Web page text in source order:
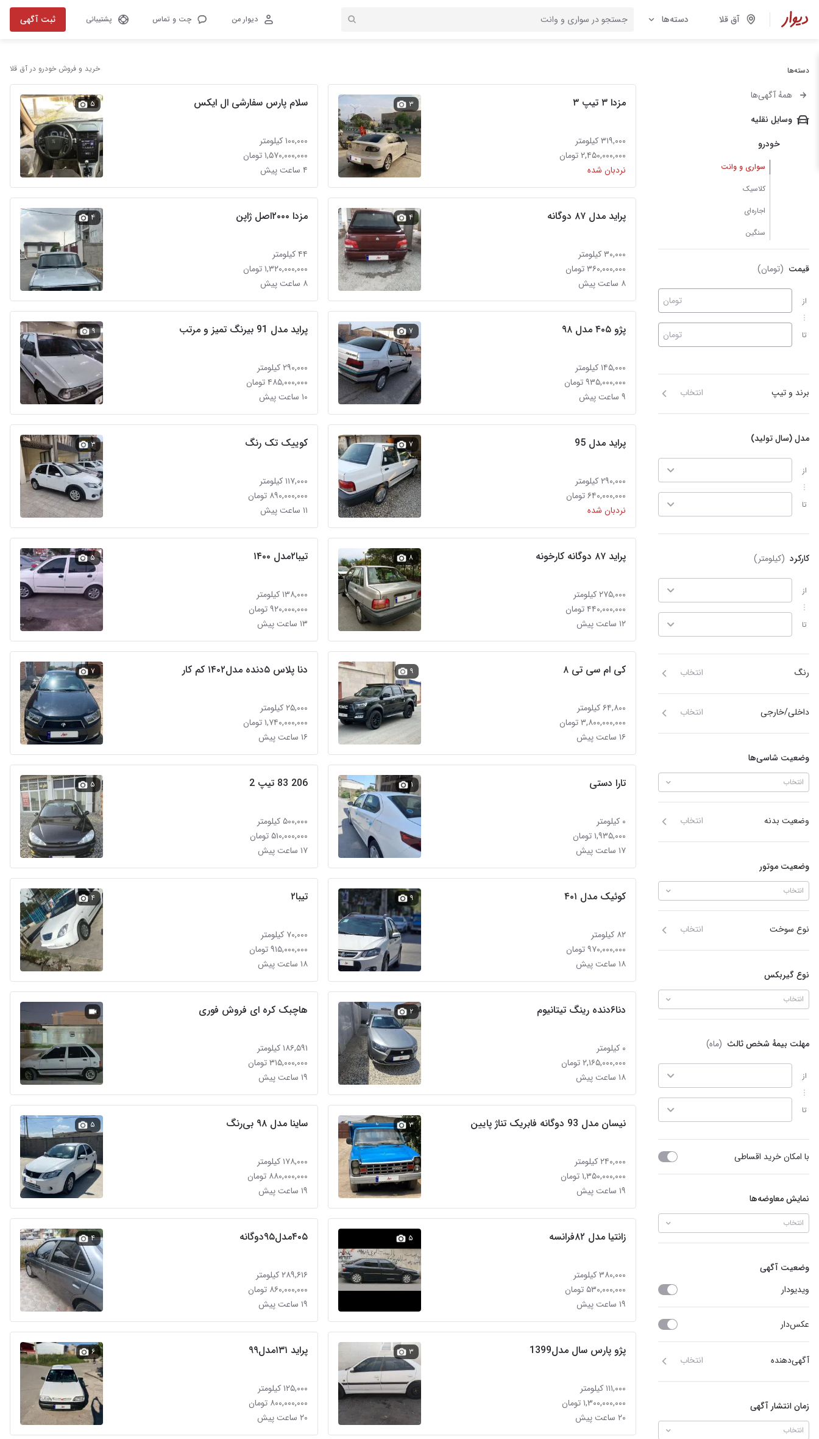
آق قلا دسته‌ها دیوار من چت و تماس پشتیبانی ثبت آگهی
دسته‌ها
همهٔ آگهی‌ها
وسایل نقلیه
خودرو
سواری و وانت
کلاسیک
اجاره‌ای
سنگین
قیمت (تومان)
از
تا
تومان
تومان
برند و تیپ انتخاب
مدل (سال تولید)
از
تا
کارکرد (کیلومتر)
از
تا
رنگ انتخاب
داخلی/خارجی انتخاب
وضعیت شاسی‌ها
انتخاب
وضعیت بدنه انتخاب
وضعیت موتور
انتخاب
نوع سوخت انتخاب
نوع گیربکس
انتخاب
مهلت بیمهٔ شخص ثالث (ماه)
از
تا
با امکان خرید اقساطی
نمایش معاوضه‌ها
انتخاب
وضعیت آگهی
ویدیو‌دار
عکس‌دار
آگهی‌دهنده انتخاب
زمان انتشار آگهی
انتخاب
خرید و فروش خودرو در آق قلا
مزدا ۳ تیپ ۳
۳۱۹,۰۰۰ کیلومتر
۲,۴۵۰,۰۰۰,۰۰۰ تومان
نردبان شده
۳ سلام پارس سفارشی ال ایکس
۱۰۰,۰۰۰ کیلومتر
۱,۵۷۰,۰۰۰,۰۰۰ تومان
۴ ساعت پیش
۵
پراید مدل ۸۷ دوگانه
۳۰,۰۰۰ کیلومتر
۳۶۰,۰۰۰,۰۰۰ تومان
۸ ساعت پیش
۴ مزدا ۲۰۰۰اصل ژاپن
۴۴ کیلومتر
۱,۳۲۰,۰۰۰,۰۰۰ تومان
۸ ساعت پیش
۴
پژو ۴۰۵ مدل ۹۸
۱۴۵,۰۰۰ کیلومتر
۹۳۵,۰۰۰,۰۰۰ تومان
۹ ساعت پیش
۷ پراید مدل 91 بیرنگ تمیز و مرتب
۲۹۰,۰۰۰ کیلومتر
۴۸۵,۰۰۰,۰۰۰ تومان
۱۰ ساعت پیش
۹
پراید مدل 95
۲۹۰,۰۰۰ کیلومتر
۶۴۰,۰۰۰,۰۰۰ تومان
نردبان شده
۷ کوییک تک رنگ
۱۱۷,۰۰۰ کیلومتر
۸۹۰,۰۰۰,۰۰۰ تومان
۱۱ ساعت پیش
۳
پراید ۸۷ دوگانه کارخونه
۲۷۵,۰۰۰ کیلومتر
۴۴۰,۰۰۰,۰۰۰ تومان
۱۲ ساعت پیش
۸ تیبا۲مدل ۱۴۰۰
۱۳۸,۰۰۰ کیلومتر
۹۲۰,۰۰۰,۰۰۰ تومان
۱۳ ساعت پیش
۵
کی ام سی تی ۸
۶۴,۸۰۰ کیلومتر
۳,۸۰۰,۰۰۰,۰۰۰ تومان
۱۶ ساعت پیش
۹ دنا پلاس ۵دنده مدل۱۴۰۲ کم کار
۲۵,۰۰۰ کیلومتر
۱,۷۴۰,۰۰۰,۰۰۰ تومان
۱۶ ساعت پیش
۷
تارا دستی
۰ کیلومتر
۱,۹۳۵,۰۰۰ تومان
۱۷ ساعت پیش
۱ 206 83 تیپ 2
۵۰۰,۰۰۰ کیلومتر
۵۱۰,۰۰۰,۰۰۰ تومان
۱۷ ساعت پیش
۵
کوئیک مدل ۴۰۱
۸۲ کیلومتر
۹۷۰,۰۰۰,۰۰۰ تومان
۱۸ ساعت پیش
۹ تیبا۲
۷۰,۰۰۰ کیلومتر
۹۱۵,۰۰۰,۰۰۰ تومان
۱۸ ساعت پیش
۴
دنا۶دنده رینگ تیتانیوم
۰ کیلومتر
۲,۱۶۵,۰۰۰,۰۰۰ تومان
۱۸ ساعت پیش
۲ هاچبک کره ای فروش فوری
۱۸۶,۵۹۱ کیلومتر
۳۱۵,۰۰۰,۰۰۰ تومان
۱۹ ساعت پیش
نیسان مدل 93 دوگانه فابریک تناژ پایین
۲۴۰,۰۰۰ کیلومتر
۱,۳۵۰,۰۰۰,۰۰۰ تومان
۱۹ ساعت پیش
۳ ساینا مدل ۹۸ بی‌رنگ
۱۷۸,۰۰۰ کیلومتر
۸۸۰,۰۰۰,۰۰۰ تومان
۱۹ ساعت پیش
۵
زانتیا مدل ۸۲فرانسه
۳۸۰,۰۰۰ کیلومتر
۵۳۰,۰۰۰,۰۰۰ تومان
۱۹ ساعت پیش
۵ ۴۰۵مدل۹۵دوگانه
۲۸۹,۶۱۶ کیلومتر
۸۶۰,۰۰۰,۰۰۰ تومان
۱۹ ساعت پیش
۴
پژو پارس سال مدل1399
۱۱۱,۰۰۰ کیلومتر
۱,۳۰۰,۰۰۰,۰۰۰ تومان
۲۰ ساعت پیش
۳ پراید ۱۳۱مدل۹۹
۱۲۵,۰۰۰ کیلومتر
۸۰۰,۰۰۰,۰۰۰ تومان
۲۰ ساعت پیش
۶